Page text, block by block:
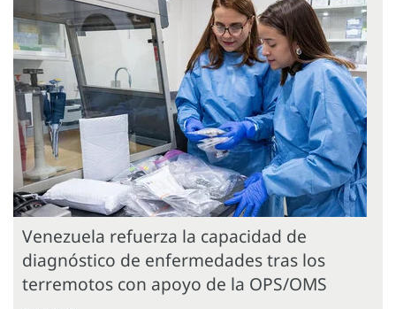
Venezuela refuerza la capacidad de
diagnóstico de enfermedades tras los
terremotos con apoyo de la OPS/OMS